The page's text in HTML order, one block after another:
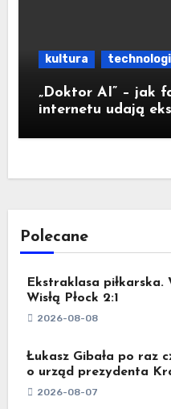
kultura
„Doktor AI” – jak
internetu udają
Polecane
Ekstraklasa piłkarska.
Wisłą Płock 2:1
2026-08-08
Łukasz Gibała po raz
o urząd prezydenta
2026-08-07